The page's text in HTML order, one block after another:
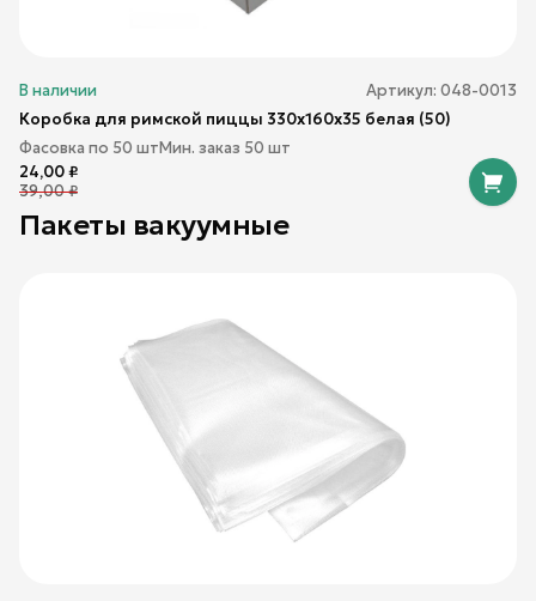
В наличии Артикул: 048-0013
Коробка для римской пиццы 330х160х35 белая (50)
Фасовка по 50 штМин. заказ 50 шт
24,00₽
39,00₽
Пакеты вакуумные